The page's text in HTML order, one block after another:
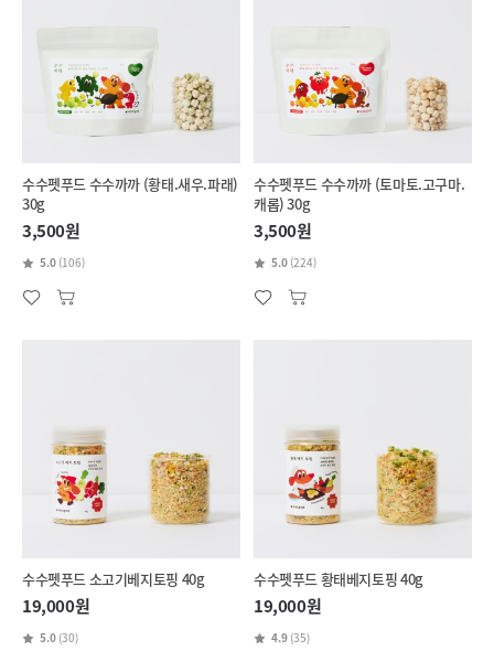
수수펫푸드 수수까까 (황태.새우.파래)
30g
3,500원
5.0 (106)
수수펫푸드 수수까까 (토마토.고구마.
캐롭) 30g
3,500원
5.0 (224)
수수펫푸드 소고기베지토핑 40g
19,000원
5.0 (30)
수수펫푸드 황태베지토핑 40g
19,000원
4.9 (35)